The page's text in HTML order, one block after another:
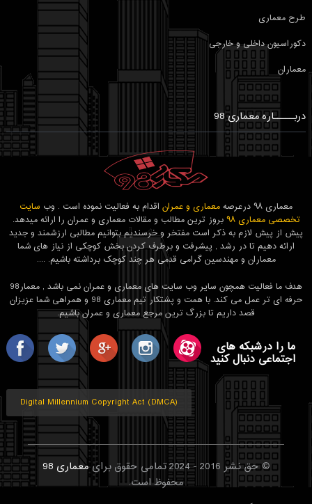
طرح معماری
دکوراسیون داخلی و خارجی
معماران
دربـــــاره معماری 98
معماری ۹۸ درعرصه معماری و عمران اقدام به فعالیت نموده است . وب سایت
تخصصی معماری ۹۸
بروز ترین مطالب و مقالات معماری و عمران را ارائه میدهد.
پیش از پیش لازم به ذکر است مفتخر و خرسندیم بتوانیم مطالبی ارزشمند و جدید
ارائه دهیم تا در رشد , پیشرفت و برطرف کردن بخش کوچکی از نیاز های شما
معماران و مهندسین گرامی قدمی هر چند کوچک برداشته باشیم. ....
هدف ما فعالیت همچون سایر وب سایت های معماری و عمران نمی باشد , معمار98
حرفه ای تر عمل می کند. با همت و پشتکار تیم معماری 98 و همراهی شما عزیزان
قصد داریم تا بزرگ ترین مرجع معماری و عمران باشیم.
ما را درشبکه های
اجتماعی دنبال کنید
Digital Millennium Copyright Act (DMCA)
© حق نشر 2016 - 2024 تمامی حقوق برای
معماری 98
محفوظ است.